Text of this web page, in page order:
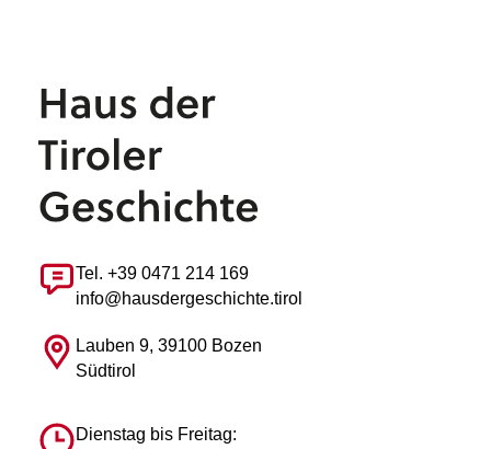
Tel. +39 0471 214 169
info@hausdergeschichte.tirol
Lauben 9, 39100 Bozen
Südtirol
Dienstag bis Freitag: